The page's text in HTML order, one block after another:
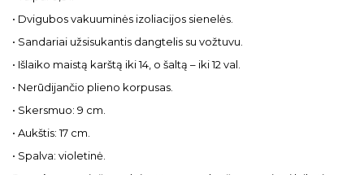
• Dvigubos vakuuminės izoliacijos sienelės.
• Sandariai užsisukantis dangtelis su vožtuvu.
• Išlaiko maistą karštą iki 14, o šaltą – iki 12 val.
• Nerūdijančio plieno korpusas.
• Skersmuo: 9 cm.
• Aukštis: 17 cm.
• Spalva: violetinė.